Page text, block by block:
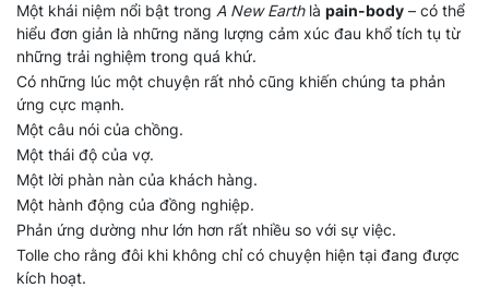
Một khái niệm nổi bật trong A New Earthlà pain-body – có thể
hiểu đơn giản là những năng lượng cảm xúc đau khổ tích tụ từ
những trải nghiệm trong quá khứ.
Có những lúc một chuyện rất nhỏ cũng khiến chúng ta phản
ứng cực mạnh.
Một câu nói của chồng.
Một thái độ của vợ.
Một lời phàn nàn của khách hàng.
Một hành động của đồng nghiệp.
Phản ứng dường như lớn hơn rất nhiều so với sự việc.
Tolle cho rằng đôi khi không chỉ có chuyện hiện tại đang được
kích hoạt.